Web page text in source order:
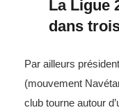
La Ligue
dans
Par ailleurs
(mouvement
club tourne autour